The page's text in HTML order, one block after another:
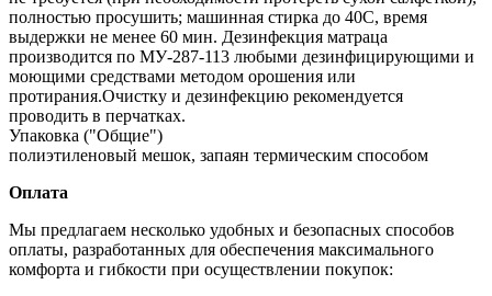
полностью просушить; машинная стирка до 40С, время
выдержки не менее 60 мин. Дезинфекция матраца
производится по МУ‐287‐113 любыми дезинфицирующими и
моющими средствами методом орошения или
протирания.Очистку и дезинфекцию рекомендуется
проводить в перчатках.
Упаковка ("Общие")
полиэтиленовый мешок, запаян термическим способом
Оплата
Мы предлагаем несколько удобных и безопасных способов
оплаты, разработанных для обеспечения максимального
комфорта и гибкости при осуществлении покупок: